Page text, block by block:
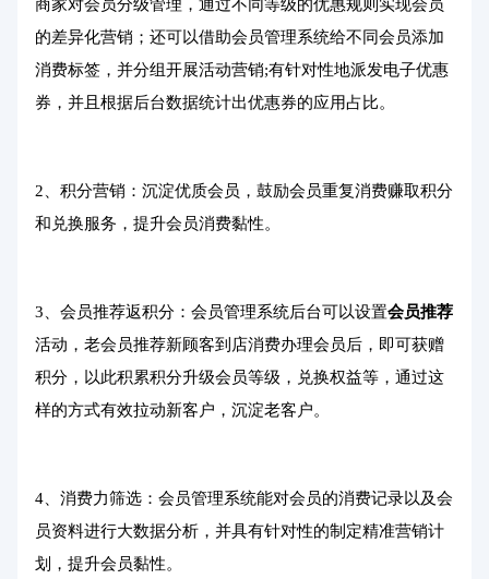
商家对会员分级管理，通过不同等级的优惠规则实现会员
的差异化营销；还可以借助会员管理系统给不同会员添加
消费标签，并分组开展活动营销;有针对性地派发电子优惠
券，并且根据后台数据统计出优惠券的应用占比。
2、积分营销：沉淀优质会员，鼓励会员重复消费赚取积分
和兑换服务，提升会员消费黏性。
3、会员推荐返积分：会员管理系统后台可以设置会员推荐
活动，老会员推荐新顾客到店消费办理会员后，即可获赠
积分，以此积累积分升级会员等级，兑换权益等，通过这
样的方式有效拉动新客户，沉淀老客户。
4、消费力筛选：会员管理系统能对会员的消费记录以及会
员资料进行大数据分析，并具有针对性的制定精准营销计
划，提升会员黏性。